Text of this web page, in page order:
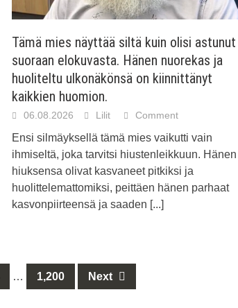
Tämä mies näyttää siltä kuin olisi astunut
suoraan elokuvasta. Hänen nuorekas ja
huoliteltu ulkonäkönsä on kiinnittänyt
kaikkien huomion.
06.08.2026 Lilit Comment
Ensi silmäyksellä tämä mies vaikutti vain
ihmiseltä, joka tarvitsi hiustenleikkuun. Hänen
hiuksensa olivat kasvaneet pitkiksi ja
huolittelemattomiksi, peittäen hänen parhaat
kasvonpiirteensä ja saaden [...]
… 1,200 Next